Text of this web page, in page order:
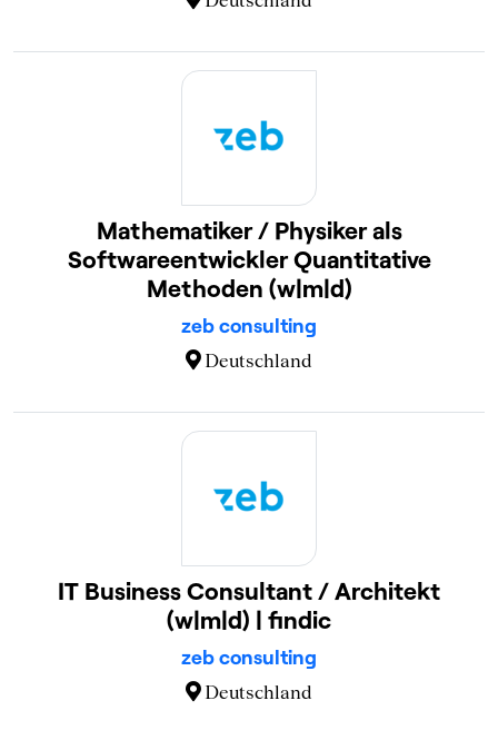
Mathematiker / Physiker als
Softwareentwickler Quantitative
Methoden (w|m|d)
zeb consulting
Deutschland
IT Business Consultant / Architekt
(w|m|d) | findic
zeb consulting
Deutschland